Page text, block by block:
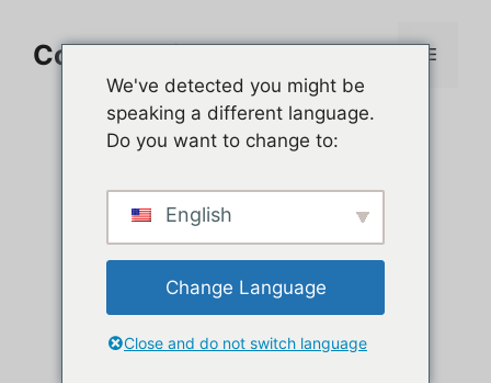
contenuComment jouer sur PC Menu
We've detected you might be
speaking a different language.
Do you want to change to:
English
Change Language
Close and do not switch language